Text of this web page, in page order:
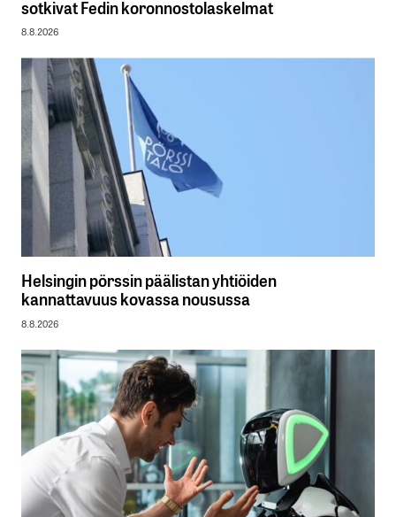
sotkivat Fedin koronnostolaskelmat
8.8.2026
Helsingin pörssin päälistan yhtiöiden
kannattavuus kovassa nousussa
8.8.2026